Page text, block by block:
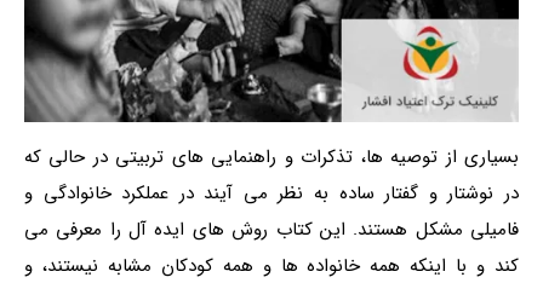
بسیاری از توصیه ها، تذکرات و راهنمایی های تربیتی در حالی که
در نوشتار و گفتار ساده به نظر می آیند در عملکرد خانوادگی و
فامیلی مشکل هستند. این کتاب روش های ایده آل را معرفی می
کند و با اینکه همه خانواده ها و همه کودکان مشابه نیستند، و